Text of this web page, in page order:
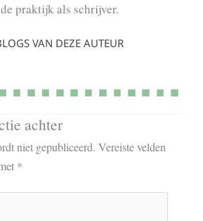
praktijk als schrijver.
VAN DEZE AUTEUR
achter
niet gepubliceerd. Vereiste velden
*